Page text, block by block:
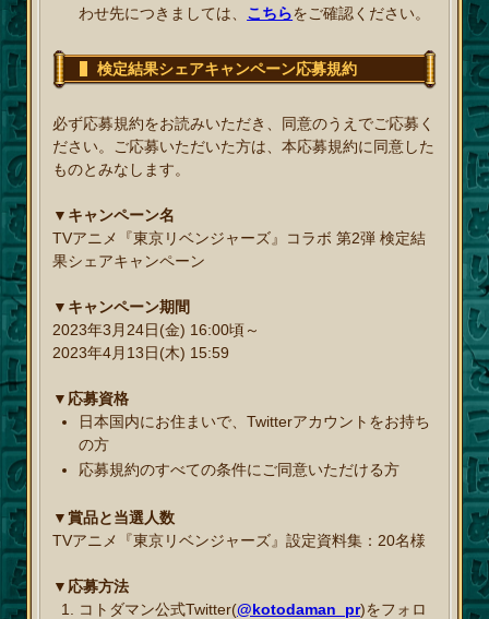
わせ先につきましては、 こちらをご確認ください。
検定結果シェアキャンペーン応募規約
必ず応募規約をお読みいただき、同意のうえでご応募く
ださい。ご応募いただいた方は、本応募規約に同意した
ものとみなします。
▼キャンペーン名
TVアニメ『東京リベンジャーズ』コラボ 第2弾 検定結
果シェアキャンペーン
▼キャンペーン期間
2023年3月24日(金) 16:00頃～
2023年4月13日(木) 15:59
▼応募資格
日本国内にお住まいで、Twitterアカウントをお持ち
の方
応募規約のすべての条件にご同意いただける方
▼賞品と当選人数
TVアニメ『東京リベンジャーズ』設定資料集：20名様
▼応募方法
コトダマン公式Twitter(@kotodaman_pr)をフォロ